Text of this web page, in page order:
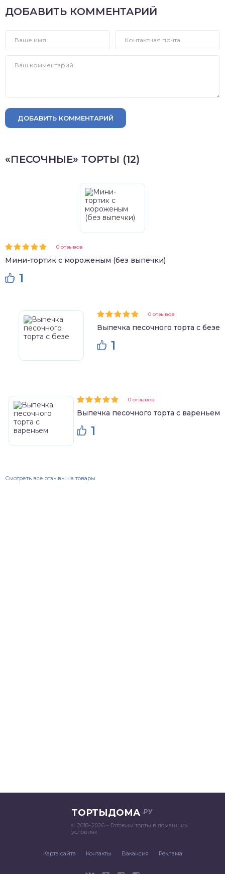
ДОБАВИТЬ КОММЕНТАРИЙ
ДОБАВИТЬ КОММЕНТАРИЙ
«ПЕСОЧНЫЕ» ТОРТЫ (12)
0 отзывов
Мини-тортик с мороженым (без выпечки)
1
0 отзывов
Выпечка песочного торта с безе
1
0 отзывов
Выпечка песочного торта с вареньем
1
Смотреть все отзывы на товары
ТОРТЫДОМА .РУ
© 2018–2026 – Готовим торты в домашних
условиях
Карта сайта Контакты Вакансия Реклама